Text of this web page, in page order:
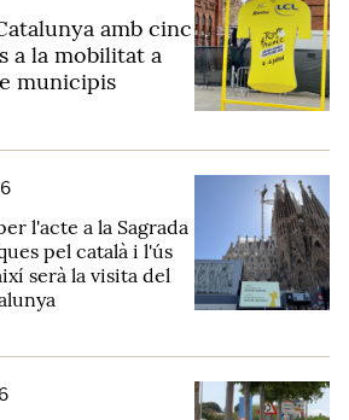
amb cinc
a la mobilitat a
municipis
l'acte a la Sagrada
pel català i l'ús
serà la visita del